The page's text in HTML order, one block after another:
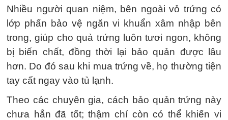
Nhiều người quan niệm, bên ngoài vỏ trứng có
lớp phấn bảo vệ ngăn vi khuẩn xâm nhập bên
trong, giúp cho quả trứng luôn tươi ngon, không
bị biến chất, đồng thời lại bảo quản được lâu
hơn. Do đó sau khi mua trứng về, họ thường tiện
tay cất ngay vào tủ lạnh.
Theo các chuyên gia, cách bảo quản trứng này
chưa hẳn đã tốt; thậm chí còn có thể khiến vi